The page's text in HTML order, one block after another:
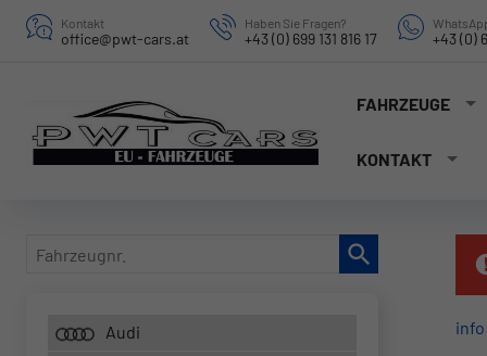
Kontakt
office@pwt-cars.at
Haben Sie Fragen?
+43 (0) 699 131 816 17 +43 (0)
FAHRZEUGE
KONTAKT
info
Fahrzeugnr.
Audi